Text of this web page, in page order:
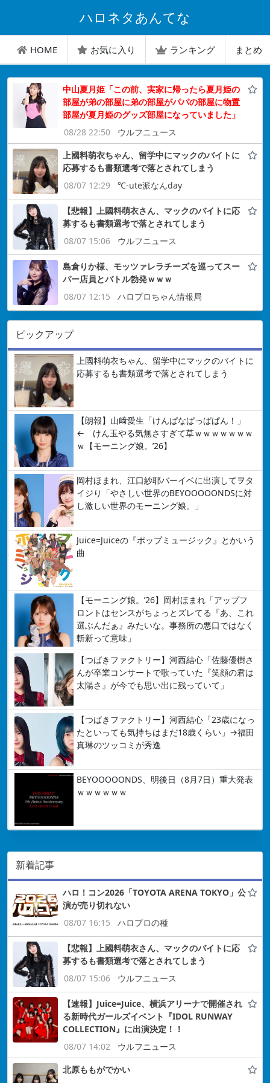
ハロネタあんてな
HOME お気に入り ランキング まとめ
中山夏月姫「この前、実家に帰ったら夏月姫の
部屋が弟の部屋に弟の部屋がパパの部屋に物置
部屋が夏月姫のグッズ部屋になっていました」
08/28 22:50
ウルフニュース
上國料萌衣ちゃん、留学中にマックのバイトに
応募するも書類選考で落とされてしまう
08/07 12:29
℃-ute派なんday
【悲報】上國料萌衣さん、マックのバイトに応
募するも書類選考で落とされてしまう
08/07 15:06
ウルフニュース
島倉りか様、モッツァレラチーズを巡ってスー
パー店員とバトル勃発ｗｗｗ
08/07 12:15
ハロプロちゃん情報局
ピックアップ
上國料萌衣ちゃん、留学中にマックのバイトに
応募するも書類選考で落とされてしまう
【朗報】山﨑愛生「けんぱなぱっぱぱん！」
← けん玉やる気無さすぎて草ｗｗｗｗｗｗｗ
ｗ【モーニング娘。’26】
岡村ほまれ、江口紗耶バーイベに出演してヲタ
イジり「やさしい世界のBEYOOOOONDSに対
し激しい世界のモーニング娘。」
Juice=Juiceの『ポップミュージック』とかいう
曲
【モーニング娘。’26】岡村ほまれ「アップフ
ロントはセンスがちょっとズレてる『あ、これ
選ぶんだぁ』みたいな。事務所の悪口ではなく
斬新って意味」
【つばきファクトリー】河西結心「佐藤優樹さ
んが卒業コンサートで歌っていた『笑顔の君は
太陽さ』が今でも思い出に残っていて」
【つばきファクトリー】河西結心「23歳になっ
たといっても気持ちはまだ18歳くらい」→福田
真琳のツッコミが秀逸
BEYOOOOONDS、明後日（8月7日）重大発表
ｗｗｗｗｗｗ
新着記事
ハロ！コン2026「TOYOTA ARENA TOKYO」公
演が売り切れない
08/07 16:15
ハロプロの種
【悲報】上國料萌衣さん、マックのバイトに応
募するも書類選考で落とされてしまう
08/07 15:06
ウルフニュース
【速報】Juice=Juice、横浜アリーナで開催され
る新時代ガールズイベント『IDOL RUNWAY
COLLECTION』に出演決定！！
08/07 14:02
ウルフニュース
北原ももがでかい